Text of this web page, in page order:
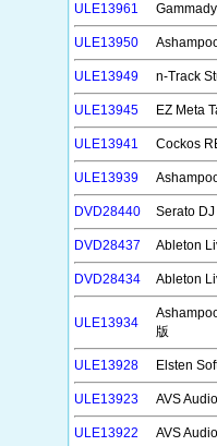
ULE13961
ULE13950
ULE13949 n-Track
ULE13945 EZ Meta
ULE13941 Cockos
ULE13939
DVD28440 Serato
DVD28437 Ableton
DVD28434 Ableton
ULE13934
版
ULE13928 Elsten
ULE13923 AVS
ULE13922 AVS